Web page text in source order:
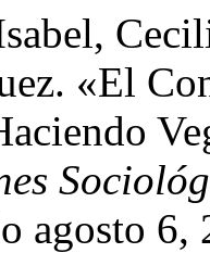
«El
agosto 6,